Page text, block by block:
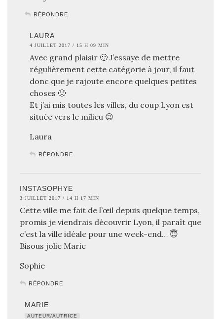
RÉPONDRE
LAURA
4 JUILLET 2017 / 15 H 09 MIN
Avec grand plaisir 🙂 J’essaye de mettre
régulièrement cette catégorie à jour, il faut
donc que je rajoute encore quelques petites
choses 🙂
Et j’ai mis toutes les villes, du coup Lyon est
située vers le milieu 😉
Laura
RÉPONDRE
INSTASOPHYE
3 JUILLET 2017 / 14 H 17 MIN
Cette ville me fait de l’œil depuis quelque temps,
promis je viendrais découvrir Lyon, il paraît que
c’est la ville idéale pour une week-end… 😇
Bisous jolie Marie
Sophie
RÉPONDRE
MARIE
AUTEUR/AUTRICE